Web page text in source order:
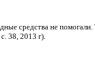
средства не помогали.
38, 2013 г).